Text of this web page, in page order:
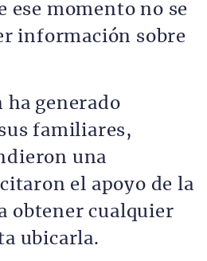
ese momento no se
información sobre
ha generado
familiares,
una
el apoyo de la
obtener cualquier
ubicarla.